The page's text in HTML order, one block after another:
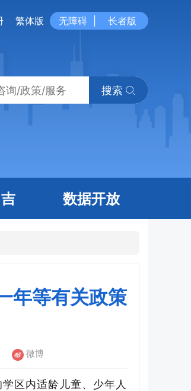
繁体版 无障碍 长者版
搜索
数据开放
年等有关政策
微博
区内适龄儿童、少年人